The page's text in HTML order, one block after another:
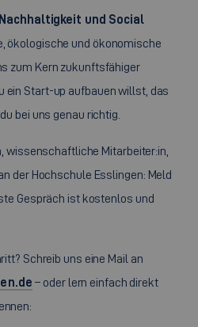
Nachhaltigkeit und Social
ökologische und ökonomische
zum Kern zukunftsfähiger
ein Start-up aufbauen willst, das
bei uns genau richtig.
wissenschaftliche Mitarbeiter:in,
der Hochschule Esslingen: Meld
Gespräch ist kostenlos und
Schreib uns eine Mail an
– oder lern einfach direkt